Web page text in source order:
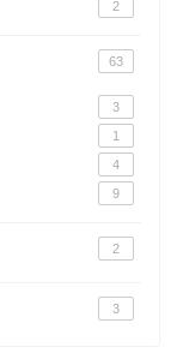
2
63
3
1
4
9
2
3